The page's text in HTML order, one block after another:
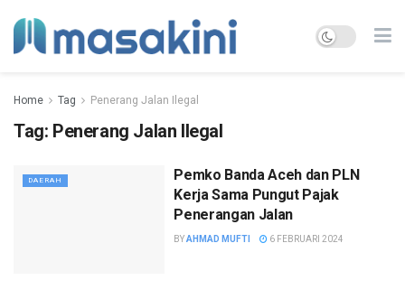
Home Tag Penerang Jalan Ilegal
Tag: Penerang Jalan Ilegal
DAERAH
Pemko Banda Aceh dan PLN
Kerja Sama Pungut Pajak
Penerangan Jalan
BYAHMAD MUFTI 6 FEBRUARI 2024